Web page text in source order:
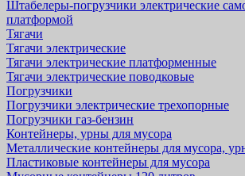
Штабелеры-погрузчики электрические
платформой
Тягачи
Тягачи электрические
Тягачи электрические платформенные
Тягачи электрические поводковые
Погрузчики
Погрузчики электрические трехопорные
Погрузчики газ-бензин
Контейнеры, урны для мусора
Металлические контейнеры для мусора,
Пластиковые контейнеры для мусора